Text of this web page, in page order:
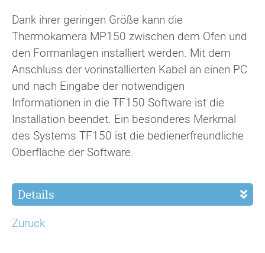
Dank ihrer geringen Größe kann die
Thermokamera MP150 zwischen dem Ofen und
den Formanlagen installiert werden. Mit dem
Anschluss der vorinstallierten Kabel an einen PC
und nach Eingabe der notwendigen
Informationen in die TF150 Software ist die
Installation beendet. Ein besonderes Merkmal
des Systems TF150 ist die bedienerfreundliche
Oberfläche der Software.
Details
Zurück